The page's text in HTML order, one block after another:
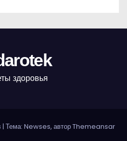
здоровья
| Тема: Newses, авторThemeansar